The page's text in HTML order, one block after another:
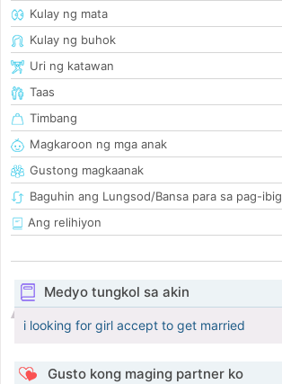
Kulay ng mata
Kulay ng buhok
Uri ng katawan
Taas
Timbang
Magkaroon ng mga anak
Gustong magkaanak
Baguhin ang Lungsod/Bansa para sa pag-ibig
Ang relihiyon
Medyo tungkol sa akin
i looking for girl accept to get married
Gusto kong maging partner ko